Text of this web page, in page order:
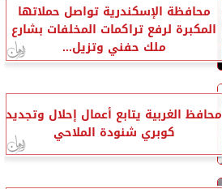
محافظة الإسكندرية تواصل حملاتها
المكبرة لرفع تراكمات المخلفات بشارع
ملك حفني وتزيل...
محافظ الغربية يتابع أعمال إحلال وتجديد
كوبري شنودة الملاحي